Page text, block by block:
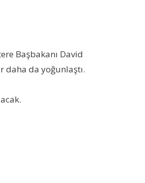
Başbakanı David
daha da yoğunlaştı.